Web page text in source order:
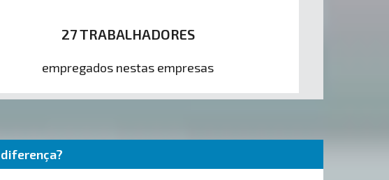
27 TRABALHADORES
empregados nestas empresas